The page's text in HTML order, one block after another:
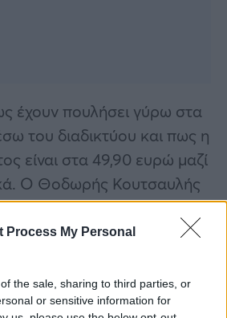
Process My Personal
the sale, sharing to third parties, or
or sensitive information for
έχουν πουλήσει γύρω στα
του διαδικτύου και πως η
είναι στα 49,90 ευρώ μαζί
Ο Θοδωρής Κουτσαυλής
η ιδέα για να
υποπόδιο του ήρθε εξαιτίας
εμπειρίας και των
αντιμετώπισε.